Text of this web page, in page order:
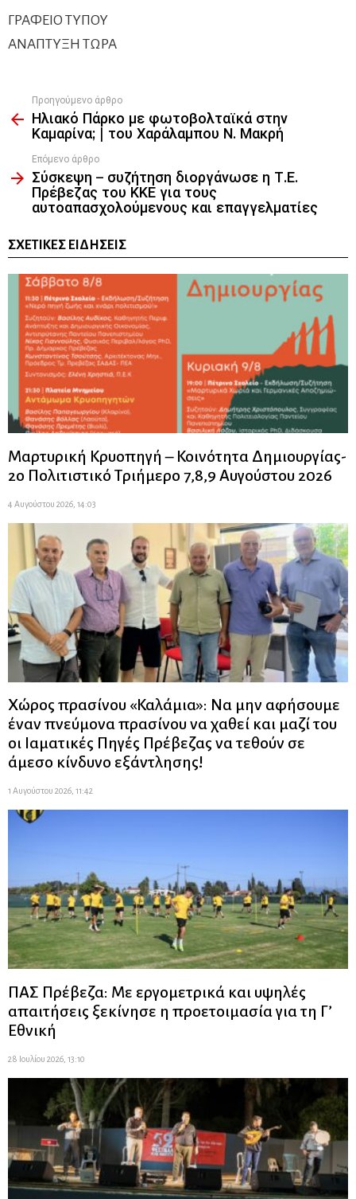
ΓΡΑΦΕΙΟ ΤΥΠΟΥ
ΑΝΑΠΤΥΞΗ ΤΩΡΑ
more
Προηγούμενο άρθρο
Ηλιακό Πάρκο με φωτοβολταϊκά στην
Καμαρίνα; | του Χαράλαμπου Ν. Μακρή
Επόμενο άρθρο
Σύσκεψη – συζήτηση διοργάνωσε η Τ.Ε.
Πρέβεζας του ΚΚΕ για τους
αυτοαπασχολούμενους και επαγγελματίες
ΣΧΕΤΙΚΈΣ ΕΙΔΉΣΕΙΣ
Μαρτυρική Κρυοπηγή – Κοινότητα Δημιουργίας-
2ο Πολιτιστικό Τριήμερο 7,8,9 Αυγούστου 2026
4 Αυγούστου 2026, 14:03
Χώρος πρασίνου «Καλάμια»: Να μην αφήσουμε
έναν πνεύμονα πρασίνου να χαθεί και μαζί του
οι Ιαματικές Πηγές Πρέβεζας να τεθούν σε
άμεσο κίνδυνο εξάντλησης!
1 Αυγούστου 2026, 11:42
ΠΑΣ Πρέβεζα: Με εργομετρικά και υψηλές
απαιτήσεις ξεκίνησε η προετοιμασία για τη Γ’
Εθνική
28 Ιουλίου 2026, 13:10